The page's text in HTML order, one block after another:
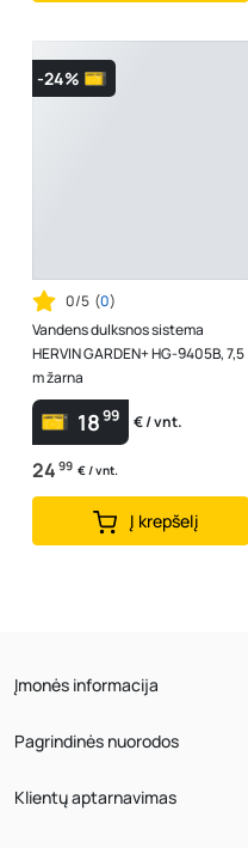
-24%
0/5 (0)
Vandens dulksnos sistema
HERVIN GARDEN+ HG-9405B, 7,5
m žarna
1899 € / vnt.
24 99 € / vnt.
Į krepšelį
Įmonės informacija
Pagrindinės nuorodos
Klientų aptarnavimas